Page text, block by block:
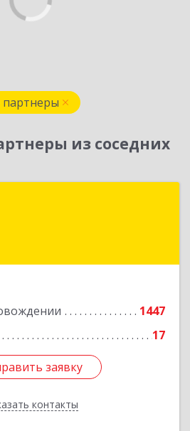
из соседних
1447
17
заявку
контакты
Липецк г, Советская ул,
заявку
Назад